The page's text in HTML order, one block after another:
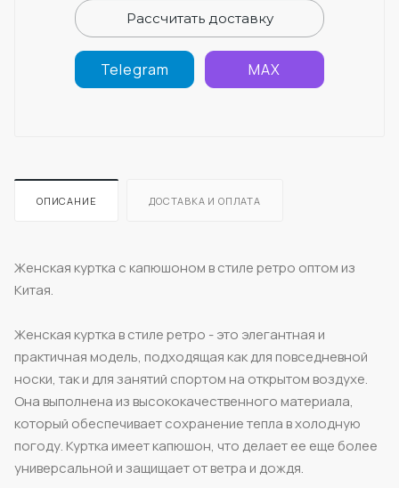
Рассчитать доставку
Telegram MAX
ОПИСАНИЕ ДОСТАВКА И ОПЛАТА
Женская куртка с капюшоном в стиле ретро оптом из
Китая.
Женская куртка в стиле ретро - это элегантная и
практичная модель, подходящая как для повседневной
носки, так и для занятий спортом на открытом воздухе.
Она выполнена из высококачественного материала,
который обеспечивает сохранение тепла в холодную
погоду. Куртка имеет капюшон, что делает ее еще более
универсальной и защищает от ветра и дождя.